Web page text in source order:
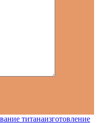
титанаизготовление